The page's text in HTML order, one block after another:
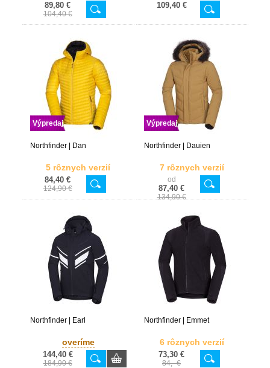
89,80 €
104,40 €
109,40 €
Výpredaj
Northfinder | Dan
5 rôznych verzií
84,40 €
124,90 €
Výpredaj
Northfinder | Dauien
7 rôznych verzií
od
87,40 €
134,90 €
Northfinder | Earl
overíme
144,40 €
184,90 €
Northfinder | Emmet
6 rôznych verzií
73,30 €
84,- €